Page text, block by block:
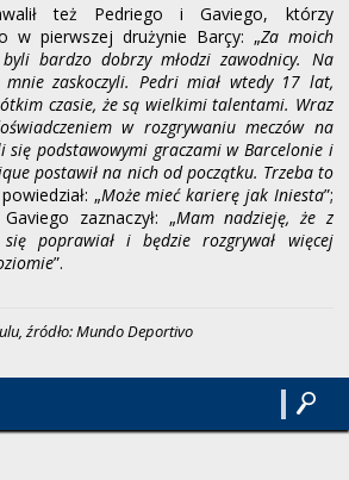
też Pedriego i Gaviego, którzy
w pierwszej drużynie Barçy: „Za moich
bardzo dobrzy młodzi zawodnicy. Na
zaskoczyli. Pedri miał wtedy 17 lat,
czasie, że są wielkimi talentami. Wraz
w rozgrywaniu meczów na
się podstawowymi graczami w Barcelonie i
postawił na nich od początku. Trzeba to
„Może mieć karierę jak Iniesta”;
zaznaczył: „Mam nadzieję, że z
poprawiał i będzie rozgrywał więcej
”.
źródło: Mundo Deportivo